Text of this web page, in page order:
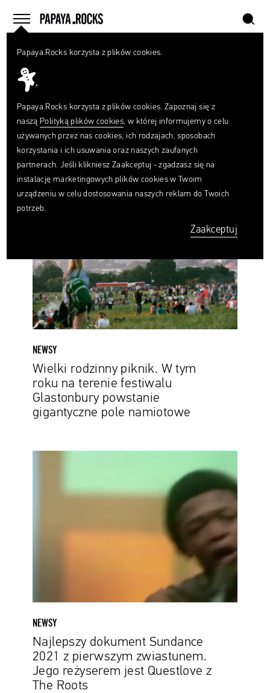
menu
home szukaj
Wielki
rodzinny
piknik.
na
terenie
festiwalu
Glastonbury
powstanie
gigantyczne
namiotowe
NEWSY
Wielki rodzinny piknik. W tym
roku na terenie festiwalu
Glastonbury powstanie
gigantyczne pole namiotowe
Questlove
z
Roots
NEWSY
Najlepszy dokument Sundance
2021 z pierwszym zwiastunem.
Jego reżyserem jest Questlove z
The Roots
Papaya.Rocks korzysta z plików cookies.
Papaya.Rocks korzysta z plików cookies. Zapoznaj się z
naszą Polityką plików cookies, w której informujemy o celu
używanych przez nas cookies, ich rodzajach, sposobach
korzystania i ich usuwania oraz naszych zaufanych
partnerach. Jeśli klikniesz Zaakceptuj - zgadzasz się na
instalację marketingowych plików cookies w Twoim
urządzeniu w celu dostosowania naszych reklam do Twoich
potrzeb.
Zaakceptuj
Czego
szukasz?